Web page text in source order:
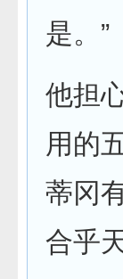
是。”
他担
用的
蒂冈
合乎